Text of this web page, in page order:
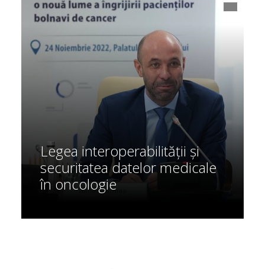
Legea interoperabilității și
securitatea datelor medicale
în oncologie